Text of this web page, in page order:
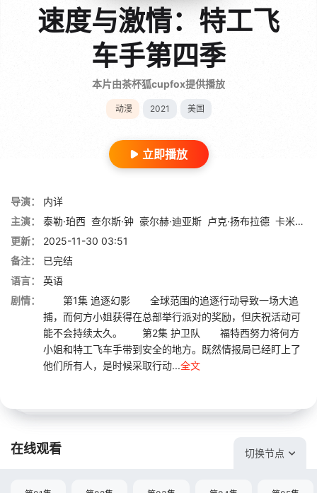
速度与激情：特工飞
车手第四季
本片由茶杯狐cupfox提供播放
动漫 2021 美国
立即播放
导演：
内详
主演：
泰勒·珀西 查尔斯·钟 豪尔赫·迪亚斯 卢克·扬布拉德 卡米尔·拉姆齐
更新：
2025-11-30 03:51
备注：
已完结
语言：
英语
剧情：
第1集 追逐幻影 全球范围的追逐行动导致一场大追
捕，而何方小姐获得在总部举行派对的奖励，但庆祝活动可
能不会持续太久。 第2集 护卫队 福特西努力将何方
小姐和特工飞车手带到安全的地方。既然情报局已经盯上了
他们所有人，是时候采取行动...全文
在线观看 切换节点